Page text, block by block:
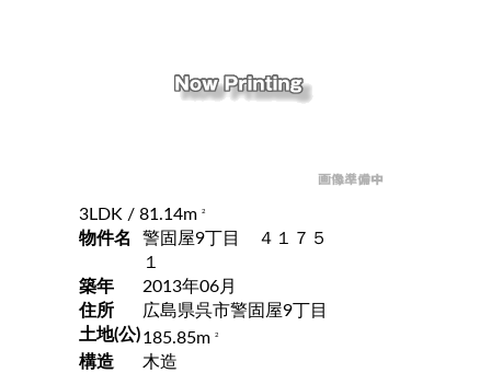
3LDK / 81.14m 2
物件名
警固屋9丁目 ４１７５
１
築年
2013年06月
住所
広島県呉市警固屋9丁目
土地(公)185.85m2
構造 木造